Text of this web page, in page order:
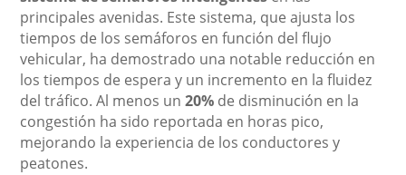
principales avenidas. Este sistema, que ajusta los
tiempos de los semáforos en función del flujo
vehicular, ha demostrado una notable reducción en
los tiempos de espera y un incremento en la fluidez
del tráfico. Al menos un20% de disminución en la
congestión ha sido reportada en horas pico,
mejorando la experiencia de los conductores y
peatones.